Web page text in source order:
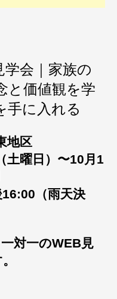
学会｜家族の
と価値観を学
手に入れる
地区
土曜日）〜10月1
（雨天決
対一のWEB見